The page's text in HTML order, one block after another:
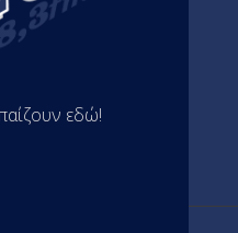
εδώ!